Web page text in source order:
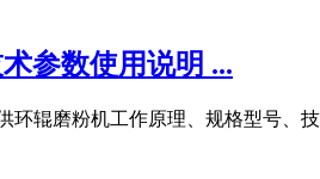
参数使用说明 ...
环辊磨粉机工作原理、规格型号